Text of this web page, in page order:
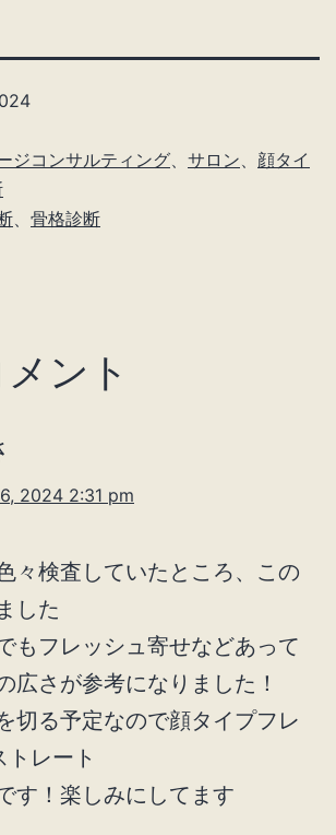
ジコンサルティング、 サロン、 顔タイ
、 骨格診断
ント
2024 2:31 pm
々検査していたところ、この
した
もフレッシュ寄せなどあって
広さが参考になりました！
切る予定なので顔タイプフレ
レート
す！楽しみにしてます